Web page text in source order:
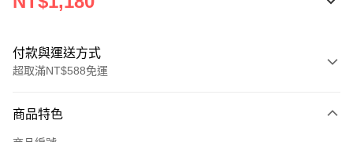
付款與運送方式
超取滿NT$588免運
信用卡一次付款
商品特色